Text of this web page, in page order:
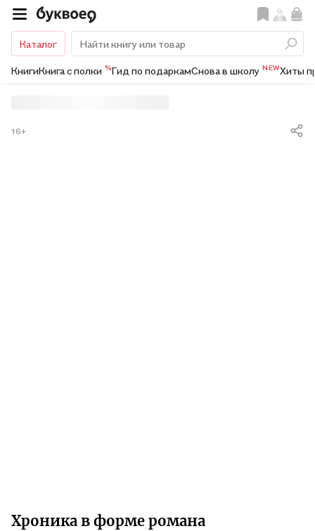
Каталог
КнигиКнига с полки %Гид по подаркамСнова в школу NEWХиты
Хроника в форме романа
16+